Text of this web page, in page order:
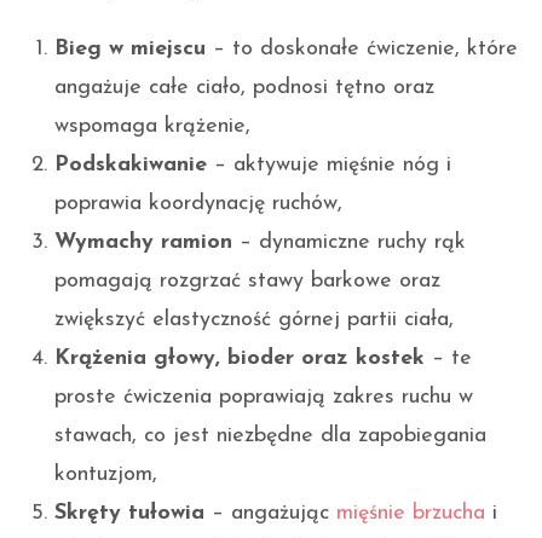
Bieg w miejscu – to doskonałe ćwiczenie, które
angażuje całe ciało, podnosi tętno oraz
wspomaga krążenie,
Podskakiwanie – aktywuje mięśnie nóg i
poprawia koordynację ruchów,
Wymachy ramion – dynamiczne ruchy rąk
pomagają rozgrzać stawy barkowe oraz
zwiększyć elastyczność górnej partii ciała,
Krążenia głowy, bioder oraz kostek – te
proste ćwiczenia poprawiają zakres ruchu w
stawach, co jest niezbędne dla zapobiegania
kontuzjom,
Skręty tułowia – angażując mięśnie brzucha i